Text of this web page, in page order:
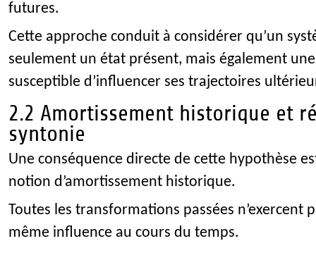
futures.
Cette approche conduit à considérer qu’un
seulement un état présent, mais également
susceptible d’influencer ses trajectoires
2.2 Amortissement historique et
syntonie
Une conséquence directe de cette hypothèse
notion d’amortissement historique.
Toutes les transformations passées n’exercent
même influence au cours du temps.